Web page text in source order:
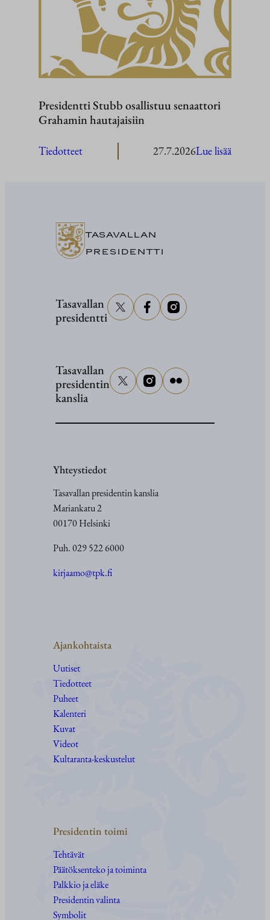
Presidentti Stubb osallistuu senaattori
Grahamin hautajaisiin
Tiedotteet 27.7.2026Lue lisää
TASAVALLAN
PRESIDENTTI
Tasavallan
presidentti
Tasavallan
presidentin
kanslia
Yhteystiedot
Tasavallan presidentin kanslia
Mariankatu 2
00170 Helsinki
Puh. 029 522 6000
kirjaamo@tpk.fi
Ajankohtaista
Uutiset
Tiedotteet
Puheet
Kalenteri
Kuvat
Videot
Kultaranta-keskustelut
Presidentin toimi
Tehtävät
Päätöksenteko ja toiminta
Palkkio ja eläke
Presidentin valinta
Symbolit